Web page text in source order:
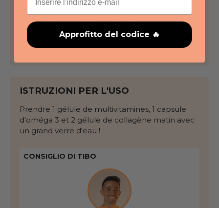
quantità sufficiente di Omega 3.
Per i dettagli sugli ingredienti e i valori
nutrizionali di ciascun prodotto, consultare la
scheda dedicata.
ISTRUZIONI PER L'USO
Prendre 1 gélule de multivitamines, 1 capsule
d'oméga 3 et 2 gélule de collagène matin avec
un grand verre d'eau !
CONSIGLIO DI TIBO
Approfitto del codice 🔥